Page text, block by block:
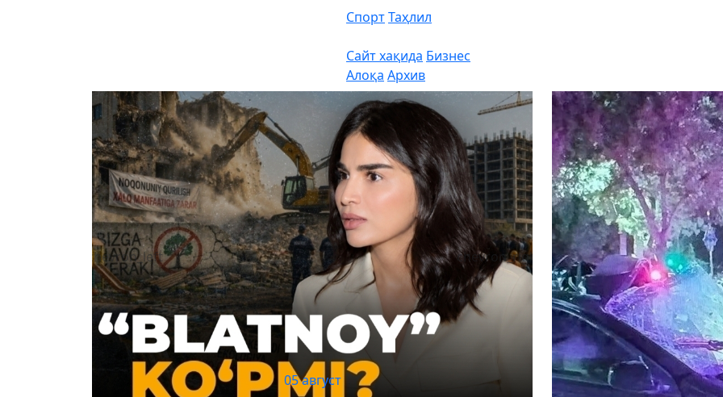
СпортТаҳлил
Сайт хақида Бизнес
Алоқа Архив
05 август
Маккажўхори
ноодатий
chevron_left chevron_right